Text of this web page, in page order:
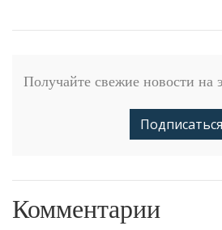
Получайте свежие новости на
Подписаться
Комментарии